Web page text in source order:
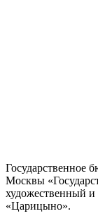
Государственное
Москвы
художественный
«Царицыно».